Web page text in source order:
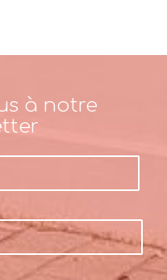
à notre